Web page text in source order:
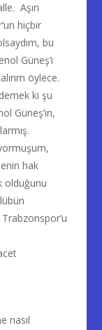
Aşırı
hiçbir
bu
Güneş’i
öylece.
ki şu
Güneş’in,
hak
olduğunu
nasıl